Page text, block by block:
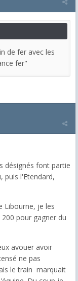
de fer avec les
fer"
désignés font partie
puis l'Etendard,
Libourne, je les
pour gagner du
avouer avoir
ne pas
le train marquait